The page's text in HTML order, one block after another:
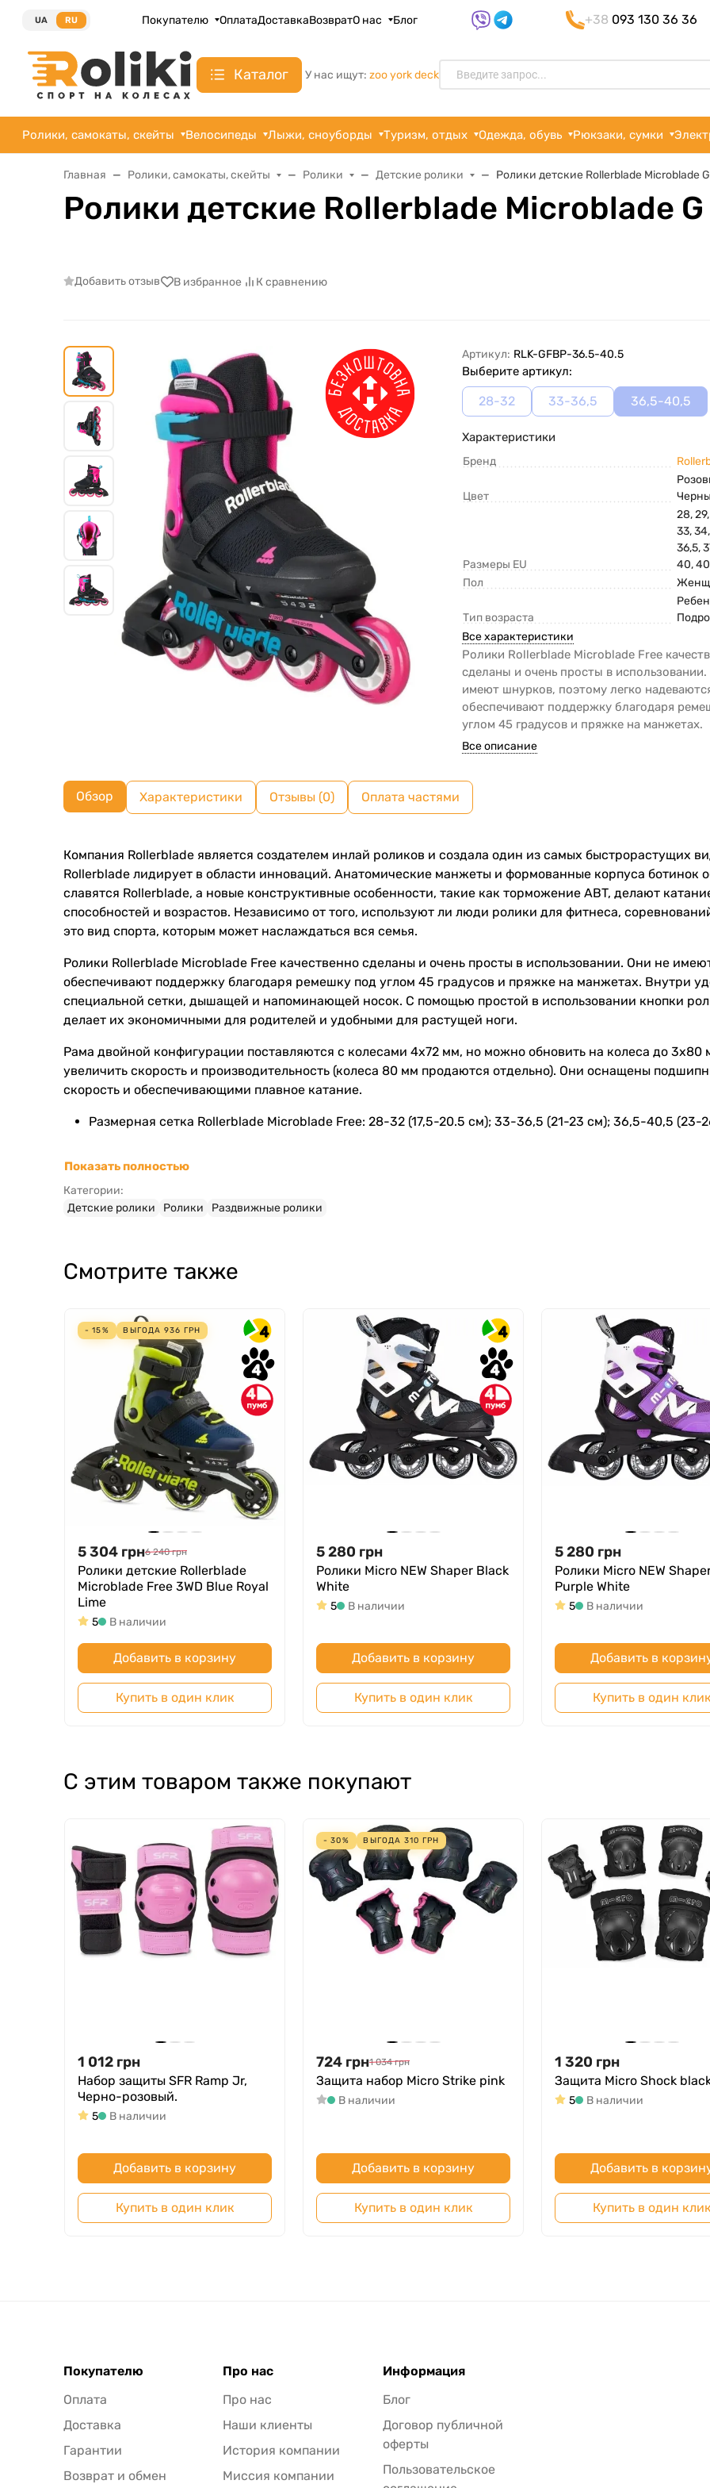
UA RU Покупателю ОплатаДоставкаВозвратО нас Блог +38 093 130 36 36
Каталог У нас ищут: zoo york deck
Ролики, самокаты, скейты Велосипеды Лыжи, сноуборды Туризм, отдых Одежда, обувь Рюкзаки, сумки
Главная Ролики, самокаты, скейты Ролики Детские ролики Ролики детские Rollerblade Microblade
Ролики детские Rollerblade Microblade
Добавить отзыв В избранное К сравнению
Артикул: RLK-GFBP-36.5-40.5
Выберите артикул:
28-32 33-36,5 36,5-40,5
Характеристики
Бренд
Цвет
Размеры EU
28,
33,
36,5,
40,
Пол
Тип возраста
Все характеристики
Ролики Rollerblade Microblade Free
сделаны и очень просты в
имеют шнурков, поэтому легко
обеспечивают поддержку благодаря
углом 45 градусов и пряжке на манжетах.
Все описание
Обзор Характеристики Отзывы (0) Оплата частями
Компания Rollerblade является создателем инлай роликов и создала один из самых быстрорастущих
Rollerblade лидирует в области инноваций. Анатомические манжеты и формованные корпуса
славятся Rollerblade, а новые конструктивные особенности, такие как торможение ABT, делают
способностей и возрастов. Независимо от того, используют ли люди ролики для фитнеса,
это вид спорта, которым может наслаждаться вся семья.
Ролики Rollerblade Microblade Free качественно сделаны и очень просты в использовании. Они не
обеспечивают поддержку благодаря ремешку под углом 45 градусов и пряжке на манжетах. Внутри
специальной сетки, дышащей и напоминающей носок. С помощью простой в использовании кнопки
делает их экономичными для родителей и удобными для растущей ноги.
Рама двойной конфигурации поставляются с колесами 4x72 мм, но можно обновить на колеса до 3x80
увеличить скорость и производительность (колеса 80 мм продаются отдельно). Они оснащены
скорость и обеспечивающими плавное катание.
Размерная сетка Rollerblade Microblade Free: 28-32 (17,5-20.5 см); 33-36,5 (21-23 см); 36,5-40,5 (23-
Показать полностью
Категории:
Детские ролики
Ролики Раздвижные ролики
Смотрите также
4
4
4
- 15% ВЫГОДА 936 ГРН
5 304 грн6 240 грн
Ролики детские Rollerblade
Microblade Free 3WD Blue Royal
Lime
5 В наличии
Добавить в корзину
Купить в один клик
4
4
4
5 280 грн
Ролики Micro NEW Shaper Black
White
5 В наличии
Добавить в корзину
Купить в один клик
5 280 грн
Ролики Micro NEW
Purple White
5 В наличии
Добавить в
Купить в один клик
С этим товаром также покупают
1 012 грн
Набор защиты SFR Ramp Jr,
Черно-розовый.
5 В наличии
Добавить в корзину
Купить в один клик
- 30% ВЫГОДА 310 ГРН
724 грн1 034 грн
Защита набор Micro Strike pink
В наличии
Добавить в корзину
Купить в один клик
1 320 грн
Защита Micro Shock
5 В наличии
Добавить в
Купить в один клик
Покупателю
Оплата
Доставка
Гарантии
Возврат и обмен
Про нас
Про нас
Наши клиенты
История компании
Миссия компании
Информация
Блог
Договор публичной
оферты
Пользовательское